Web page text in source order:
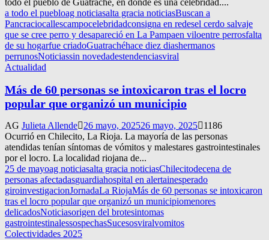
todo el pueblo de Guatraché, en donde es una celebridad....
a todo el puebloag noticiasalta gracia noticiasBuscan a
Pancraciocallescampocelebridadconsigna en redesel cerdo salvaje
que se cree perro y desapareció en La Pampaen viloentre perrosfalta
de su hogarfue criadoGuatrachéhace diez diashermanos
perrunosNoticiassin novedadestendenciasviral
Actualidad
Más de 60 personas se intoxicaron tras el locro
popular que organizó un municipio
AG Julieta Allende 26 mayo, 202526 mayo, 2025
1186
Ocurrió en Chilecito, La Rioja. La mayoría de las personas
atendidas tenían síntomas de vómitos y malestares gastrointestinales
por el locro. La localidad riojana de...
25 de mayoag noticiasalta gracia noticiasChilecitodecena de
personas afectadasguardiahospital en alertainesperado
giroinvestigacionJornadaLa RiojaMás de 60 personas se intoxicaron
tras el locro popular que organizó un municipiomenores
delicadosNoticiasorigen del brotesintomas
gastrointestinalessospechasSucesosviralvomitos
Colectividades 2025